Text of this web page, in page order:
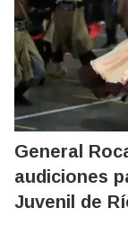
General
audiciones
Juvenil de